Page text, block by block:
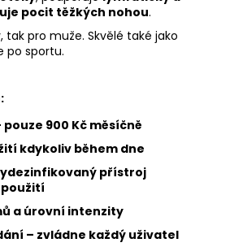
pocit těžkých nohou.
tak pro muže. Skvělé také jako
po sportu.
pouze 900 Kč měsíčně
kdykoliv během dne
přístroj
a úrovní intenzity
– zvládne každý uživatel